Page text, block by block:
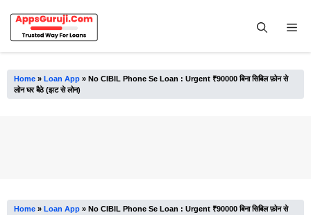
content
Home » Loan App » No CIBIL Phone Se Loan : Urgent ₹90000 बिना सिबिल फ़ोन से
लोन घर बैठे (झट से लोन)
Home » Loan App » No CIBIL Phone Se Loan : Urgent ₹90000 बिना सिबिल फ़ोन से